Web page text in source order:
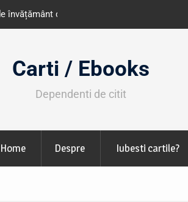
România
octombrie
Carti / Ebooks
Dependenti de citit
Home Despre Iubesti cartile?